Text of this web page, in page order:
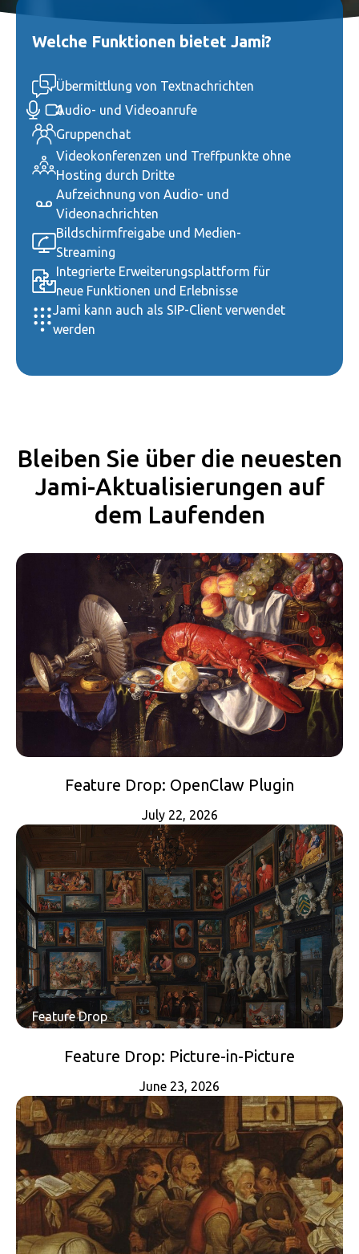
Welche Funktionen bietet Jami?
Übermittlung von Textnachrichten
Audio- und Videoanrufe
Gruppenchat
Videokonferenzen und Treffpunkte ohne
Hosting durch Dritte
Aufzeichnung von Audio- und
Videonachrichten
Bildschirmfreigabe und Medien-
Streaming
Integrierte Erweiterungsplattform für
neue Funktionen und Erlebnisse
Jami kann auch als SIP-Client verwendet
werden
Bleiben Sie über die neuesten
Jami-Aktualisierungen auf
dem Laufenden
Feature Drop: OpenClaw Plugin
July 22, 2026
Feature Drop
Feature Drop: Picture-in-Picture
June 23, 2026